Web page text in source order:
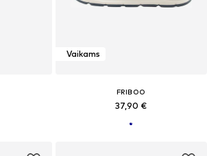
Vaikams
FRIBOO
37,90 €